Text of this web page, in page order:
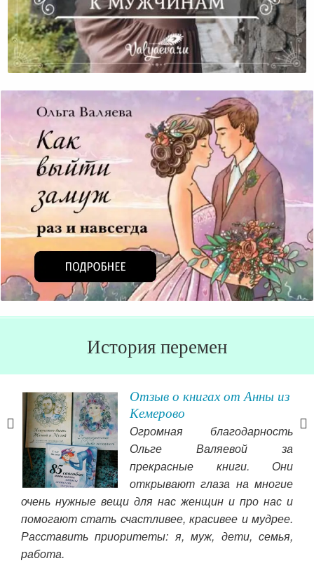
Небольшое Обращение К Мужчинам
История перемен
Отзыв о книгах от Анны из
Кемерово
Огромная благодарность
Ольге Валяевой за
прекрасные книги. Они
открывают глаза на многие
очень нужные вещи для нас женщин и про нас и
помогают стать счастливее, красивее и мудрее.
Расставить приоритеты: я, муж, дети, семья,
работа.